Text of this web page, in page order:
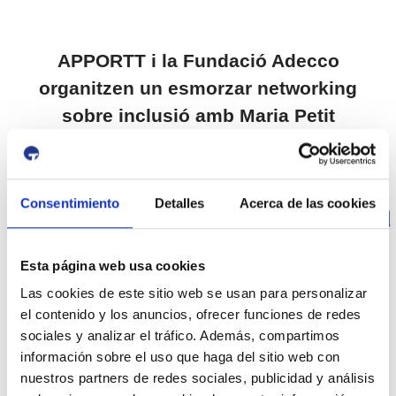
Consentimiento Detalles Acerca de las cookies
Esta página web usa cookies
Las cookies de este sitio web se usan para personalizar
el contenido y los anuncios, ofrecer funciones de redes
sociales y analizar el tráfico. Además, compartimos
información sobre el uso que haga del sitio web con
nuestros partners de redes sociales, publicidad y análisis
APPORTT i la Fundació Adecco
organitzen un esmorzar networking
sobre inclusió amb Maria Petit
APPORTT, amb la col·laboració de la Fundació
Adecco, organitza un nou esmorzar networking
centrat en la inclusió. La cita, que es durà a terme el
dimecres 12 a les 10.30 h a la Sala Anna Corbella de